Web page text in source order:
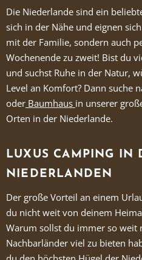
Die Niederlande sind ein
sich in der Nähe und eignen
mit der Familie, sondern auch
Wochenende zu zweit! Bist du
und suchst Ruhe in der Natur,
Level an Komfort? Dann suche
oder Baumhaus in unserer
Orten in der Niederlande.
LUXUS CAMPING IN
NIEDERLANDEN
Der große Vorteil an einem
du nicht weit von deinem
Warum sollst du immer so weit
Nachbarländer viel zu bieten